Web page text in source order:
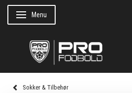
Skifte navigation
Menu
Sokker & Tilbehør